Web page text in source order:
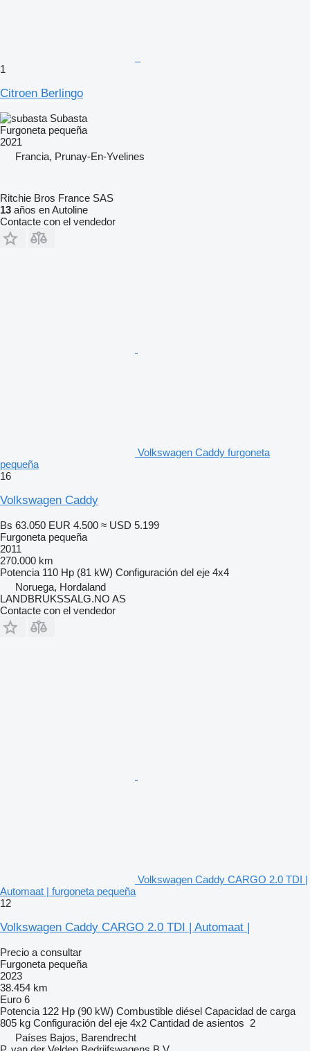
1
Citroen Berlingo
Subasta
Furgoneta pequeña
2021
Francia, Prunay-En-Yvelines
Ritchie Bros France SAS
13 años en Autoline
Contacte con el vendedor
Volkswagen Caddy furgoneta
pequeña
16
Volkswagen Caddy
Bs 63.050 EUR 4.500 ≈ USD 5.199
Furgoneta pequeña
2011
270.000 km
Potencia 110 Hp (81 kW) Configuración del eje 4x4
Noruega, Hordaland
LANDBRUKSSALG.NO AS
Contacte con el vendedor
Volkswagen Caddy CARGO 2.0 TDI |
Automaat | furgoneta pequeña
12
Volkswagen Caddy CARGO 2.0 TDI | Automaat |
Precio a consultar
Furgoneta pequeña
2023
38.454 km
Euro 6
Potencia 122 Hp (90 kW) Combustible diésel Capacidad de carga
805 kg Configuración del eje 4x2 Cantidad de asientos 2
Países Bajos, Barendrecht